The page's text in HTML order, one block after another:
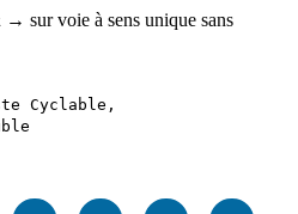
→ sur voie à sens unique sans
Cyclable,